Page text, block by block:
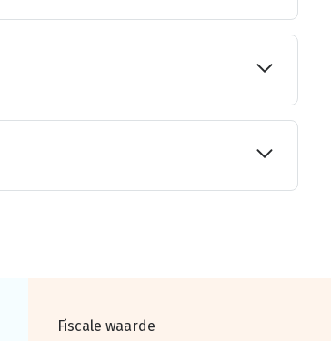
Fiscale waarde